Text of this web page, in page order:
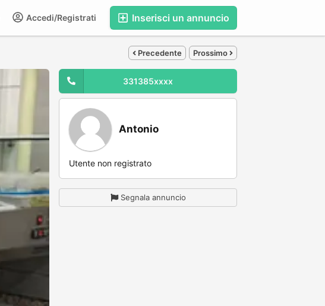
Inserisci un annuncio
Accedi/Registrati
Precedente Prossimo
331385xxxx
Antonio
Utente non registrato
Segnala annuncio